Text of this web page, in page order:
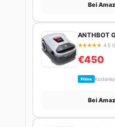
Bei
ANTHBOT
★★★★★ 4.5 ()
€450
Prime
Bei